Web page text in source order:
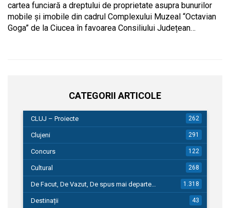
cartea funciară a dreptului de proprietate asupra bunurilor
mobile și imobile din cadrul Complexului Muzeal “Octavian
Goga” de la Ciucea în favoarea Consiliului Județean…
CATEGORII ARTICOLE
CLUJ – Proiecte 262
Clujeni 291
Concurs 122
Cultural 268
De Facut, De Vazut, De spus mai departe… 1.318
Destinații 43